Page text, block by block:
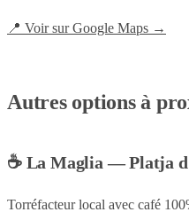
📍 Voir sur Google Maps →
Autres options à
☕ La Maglia — Platja
Torréfacteur local avec café